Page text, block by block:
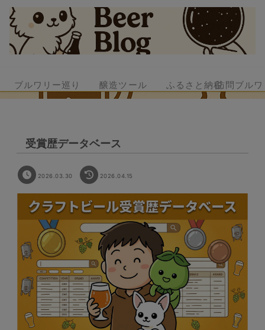
ブルワリー巡り 醸造ツール ふるさと納税訪問ブル
受賞歴データベース
2026.03.30 2026.04.15